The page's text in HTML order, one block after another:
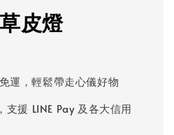
皮燈
運，輕鬆帶走心儀好物
支援 LINE Pay 及各大信用